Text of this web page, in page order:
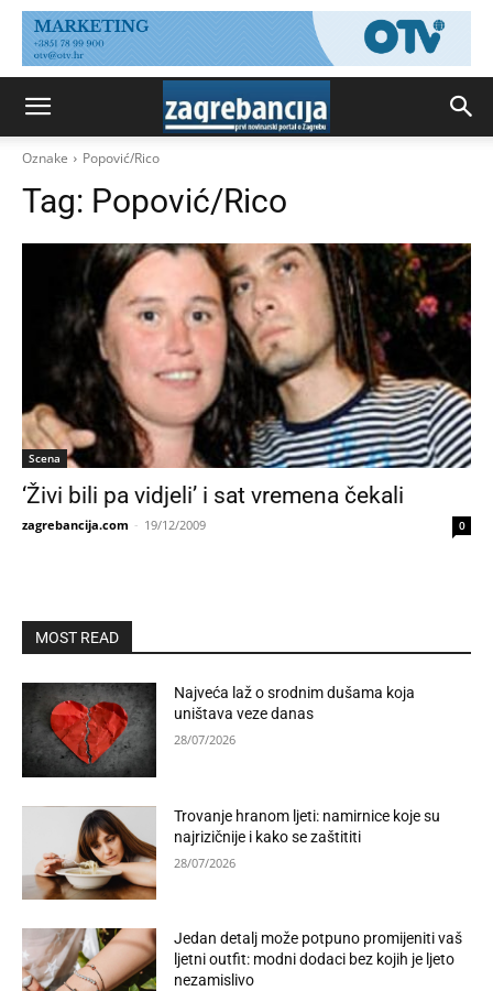
Oznake Popović/Rico
Tag: Popović/Rico
Scena
‘Živi bili pa vidjeli’ i sat vremena čekali
zagrebancija.com - 19/12/2009 0
MOST READ
Najveća laž o srodnim dušama koja
uništava veze danas
28/07/2026
Trovanje hranom ljeti: namirnice koje su
najrizičnije i kako se zaštititi
28/07/2026
Jedan detalj može potpuno promijeniti vaš
ljetni outfit: modni dodaci bez kojih je ljeto
nezamislivo